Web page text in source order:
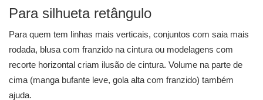
Para silhueta retângulo
Para quem tem linhas mais verticais, conjuntos com saia mais
rodada, blusa com franzido na cintura ou modelagens com
recorte horizontal criam ilusão de cintura. Volume na parte de
cima (manga bufante leve, gola alta com franzido) também
ajuda.